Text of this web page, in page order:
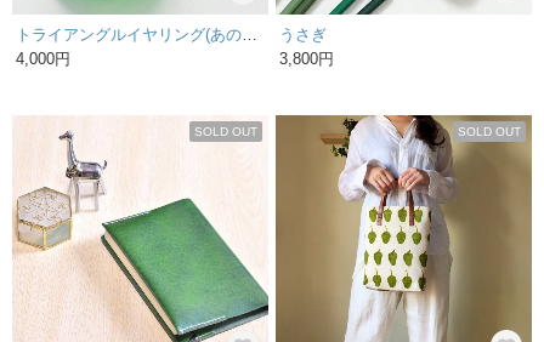
4,000円
うさぎ
3,800円
SOLD OUT SOLD OUT